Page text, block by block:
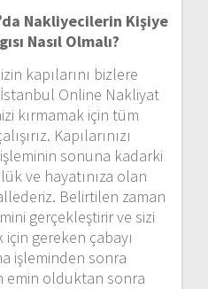
Nakliyecilerin Kişiye
Nasıl Olmalı?
kapılarını bizlere
Online Nakliyat
kırmamak için tüm
Kapılarınızı
işleminin sonuna kadarki
ve hayatınıza olan
Belirtilen zaman
gerçekleştirir ve sizi
gereken çabayı
işleminden sonra
emin olduktan sonra